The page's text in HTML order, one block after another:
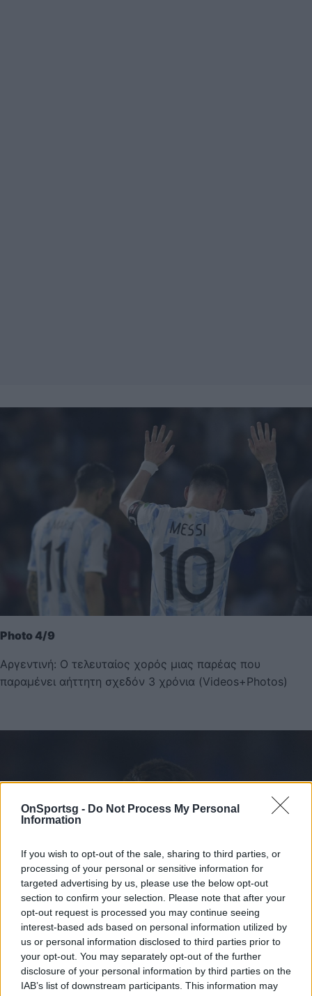
OnSportsg - Do Not Process My Personal
Information
If you wish to opt-out of the sale, sharing to third parties, or
processing of your personal or sensitive information for
targeted advertising by us, please use the below opt-out
section to confirm your selection. Please note that after your
opt-out request is processed you may continue seeing
interest-based ads based on personal information utilized by
us or personal information disclosed to third parties prior to
your opt-out. You may separately opt-out of the further
disclosure of your personal information by third parties on the
IAB’s list of downstream participants. This information may
Photo 4/9
Αργεντινή: Ο τελευταίος χορός μιας παρέας που
παραμένει αήττητη σχεδόν 3 χρόνια (Videos+Photos)